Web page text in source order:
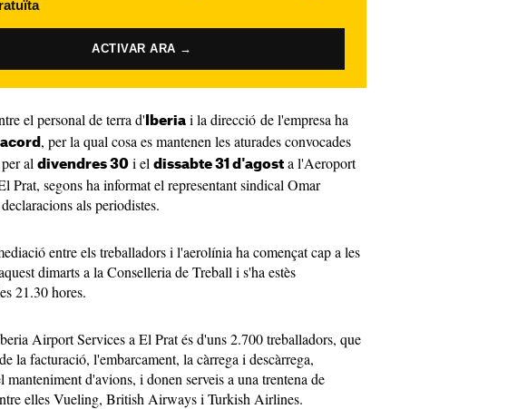
ACTIVAR ARA →
el personal de terra d' Iberia i la direcció de l'empresa ha
, per la qual cosa es mantenen les aturades convocades
al divendres 30 i el dissabte 31 d'agost a l'Aeroport
Prat, segons ha informat el representant sindical Omar
als periodistes.
entre els treballadors i l'aerolínia ha començat cap a les
dimarts a la Conselleria de Treball i s'ha estès
21.30 hores.
Airport Services a El Prat és d'uns 2.700 treballadors, que
la facturació, l'embarcament, la càrrega i descàrrega,
manteniment d'avions, i donen serveis a una trentena de
elles Vueling, British Airways i Turkish Airlines.